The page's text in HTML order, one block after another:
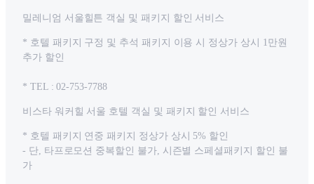
밀레니엄 서울힐튼 객실 및 패키지 할인 서비스
* 호텔 패키지 구정 및 추석 패키지 이용 시 정상가 상시 1만원
추가 할인
* TEL : 02-753-7788
비스타 워커힐 서울 호텔 객실 및 패키지 할인 서비스
* 호텔 패키지 연중 패키지 정상가 상시 5% 할인
- 단, 타프로모션 중복할인 불가, 시즌별 스페셜패키지 할인 불
가